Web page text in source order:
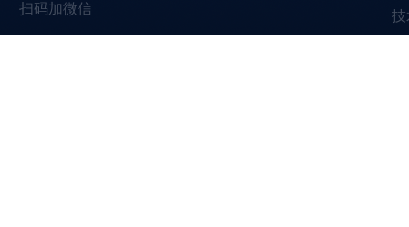
扫码加微信 技